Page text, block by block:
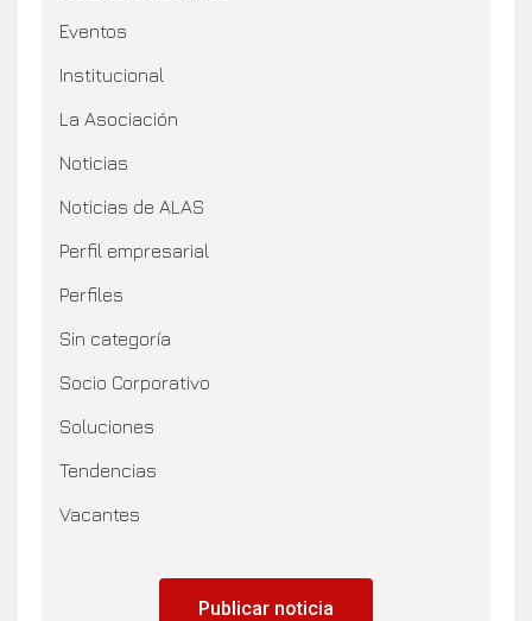
Eventos
Institucional
La Asociación
Noticias
Noticias de ALAS
Perfil empresarial
Perfiles
Sin categoría
Socio Corporativo
Soluciones
Tendencias
Vacantes
Publicar noticia